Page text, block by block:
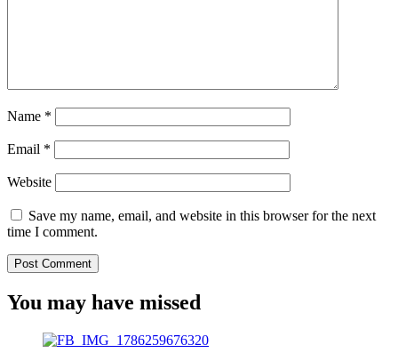
Name *
Email *
Website
Save my name, email, and website in this browser for the next
time I comment.
You may have missed